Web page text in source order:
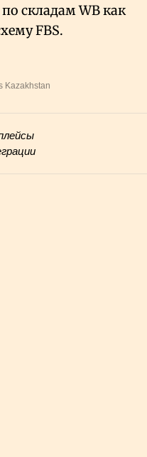
складам WB как
FBS.
Kazakhstan